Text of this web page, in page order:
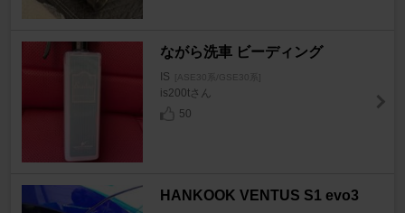
ながら洗車 ビーディング
IS [ASE30系/GSE30系]
is200tさん
50
HANKOOK VENTUS S1 evo3